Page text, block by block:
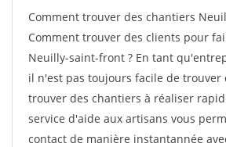
Comment trouver des chantiers
Comment trouver des clients pour
Neuilly-saint-front ? En tant
il n'est pas toujours facile de trouver
trouver des chantiers à réaliser
service d'aide aux artisans vous
contact de manière instantannée